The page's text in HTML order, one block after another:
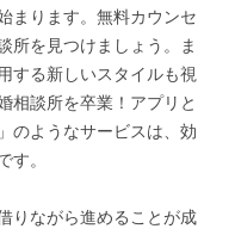
まります。無料カウンセ
所を見つけましょう。ま
する新しいスタイルも視
相談所を卒業！アプリと
のようなサービスは、効
す。
りながら進めることが成